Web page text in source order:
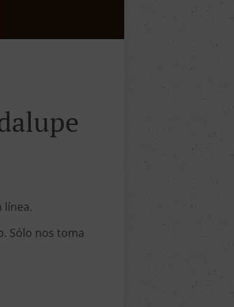
línea.
Sólo nos toma